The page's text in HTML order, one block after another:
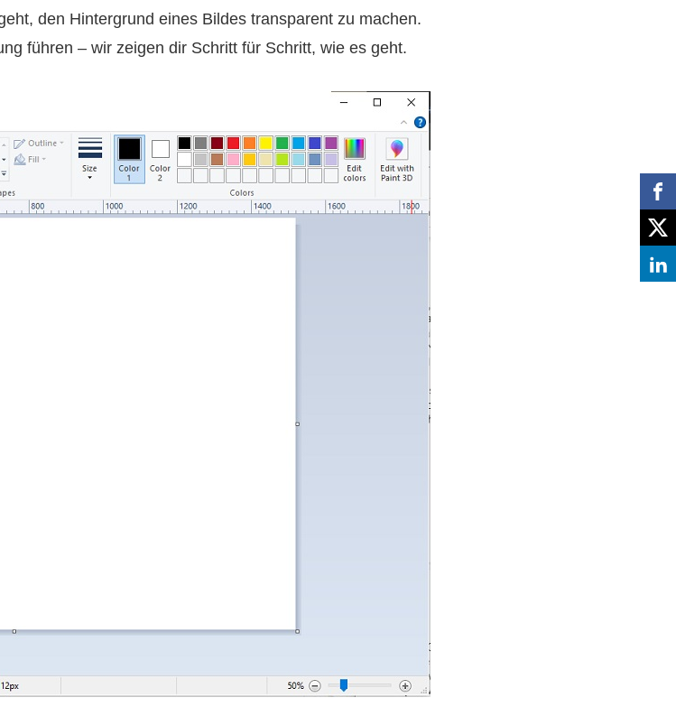
den Hintergrund eines Bildes transparent zu machen.
führen – wir zeigen dir Schritt für Schritt, wie es geht.